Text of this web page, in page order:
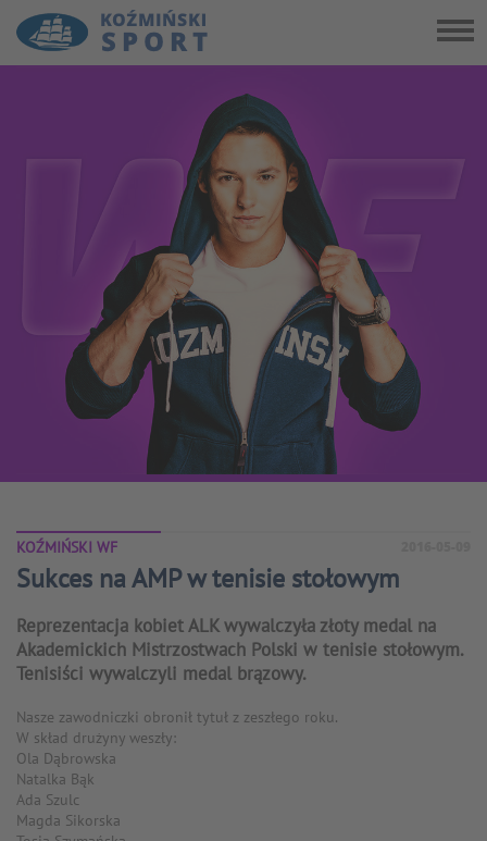
KOŹMIŃSKI WF
Sukces na AMP w tenisie stołowym
Reprezentacja kobiet ALK wywalczyła złoty medal na
Akademickich Mistrzostwach Polski w tenisie stołowym.
Tenisiści wywalczyli medal brązowy.
Nasze zawodniczki obronił tytuł z zeszłego roku.
W skład drużyny weszły:
Ola Dąbrowska
Natalka Bąk
Ada Szulc
Magda Sikorska